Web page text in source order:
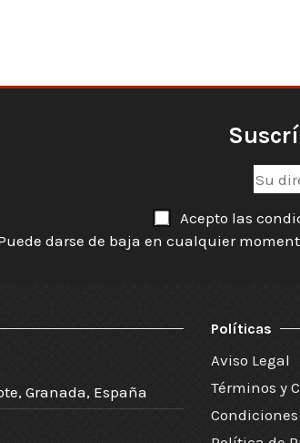
Acepto las
darse de baja en cualquier
Granada, España
Políticas
Aviso Legal
Términos y